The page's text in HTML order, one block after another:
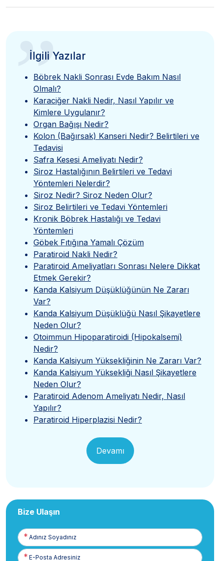
”
İlgili Yazılar
Böbrek Nakli Sonrası Evde Bakım Nasıl
Olmalı?
Karaciğer Nakli Nedir, Nasıl Yapılır ve
Kimlere Uygulanır?
Organ Bağışı Nedir?
Kolon (Bağırsak) Kanseri Nedir? Belirtileri ve
Tedavisi
Safra Kesesi Ameliyatı Nedir?
Siroz Hastalığının Belirtileri ve Tedavi
Yöntemleri Nelerdir?
Siroz Nedir? Siroz Neden Olur?
Siroz Belirtileri ve Tedavi Yöntemleri
Kronik Böbrek Hastalığı ve Tedavi
Yöntemleri
Göbek Fıtığına Yamalı Çözüm
Paratiroid Nakli Nedir?
Paratiroid Ameliyatları Sonrası Nelere Dikkat
Etmek Gerekir?
Kanda Kalsiyum Düşüklüğünün Ne Zararı
Var?
Kanda Kalsiyum Düşüklüğü Nasıl Şikayetlere
Neden Olur?
Otoimmun Hipoparatiroidi (Hipokalsemi)
Nedir?
Kanda Kalsiyum Yüksekliğinin Ne Zararı Var?
Kanda Kalsiyum Yüksekliği Nasıl Şikayetlere
Neden Olur?
Paratiroid Adenom Ameliyatı Nedir, Nasıl
Yapılır?
Paratiroid Hiperplazisi Nedir?
Devamı
Bize Ulaşın
Adınız
Soyadınız
E-